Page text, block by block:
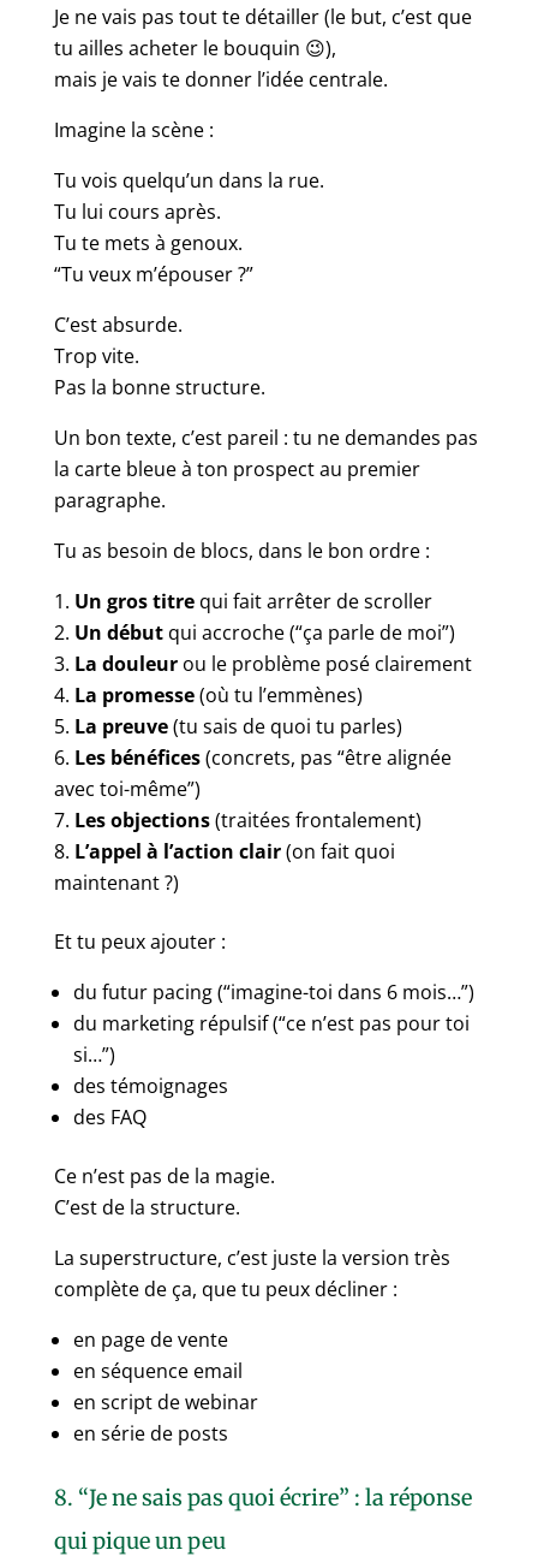
Je ne vais pas tout te détailler (le but, c’est que
tu ailles acheter le bouquin 😉),
mais je vais te donner l’idée centrale.
Imagine la scène :
Tu vois quelqu’un dans la rue.
Tu lui cours après.
Tu te mets à genoux.
“Tu veux m’épouser ?”
C’est absurde.
Trop vite.
Pas la bonne structure.
Un bon texte, c’est pareil : tu ne demandes pas
la carte bleue à ton prospect au premier
paragraphe.
Tu as besoin de blocs, dans le bon ordre :
Un gros titrequi fait arrêter de scroller
Un débutqui accroche (“ça parle de moi”)
La douleurou le problème posé clairement
La promesse(où tu l’emmènes)
La preuve(tu sais de quoi tu parles)
Les bénéfices(concrets, pas “être alignée
avec toi-même”)
Les objections(traitées frontalement)
L’appel à l’action clair(on fait quoi
maintenant ?)
Et tu peux ajouter :
du futur pacing (“imagine-toi dans 6 mois…”)
du marketing répulsif (“ce n’est pas pour toi
si…”)
des témoignages
des FAQ
Ce n’est pas de la magie.
C’est de la structure.
La superstructure, c’est juste la version très
complète de ça, que tu peux décliner :
en page de vente
en séquence email
en script de webinar
en série de posts
8. “Je ne sais pas quoi écrire” : la réponse
qui pique un peu